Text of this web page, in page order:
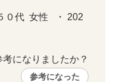
０代  女性   ・ 202
考になりましたか？
参考になった